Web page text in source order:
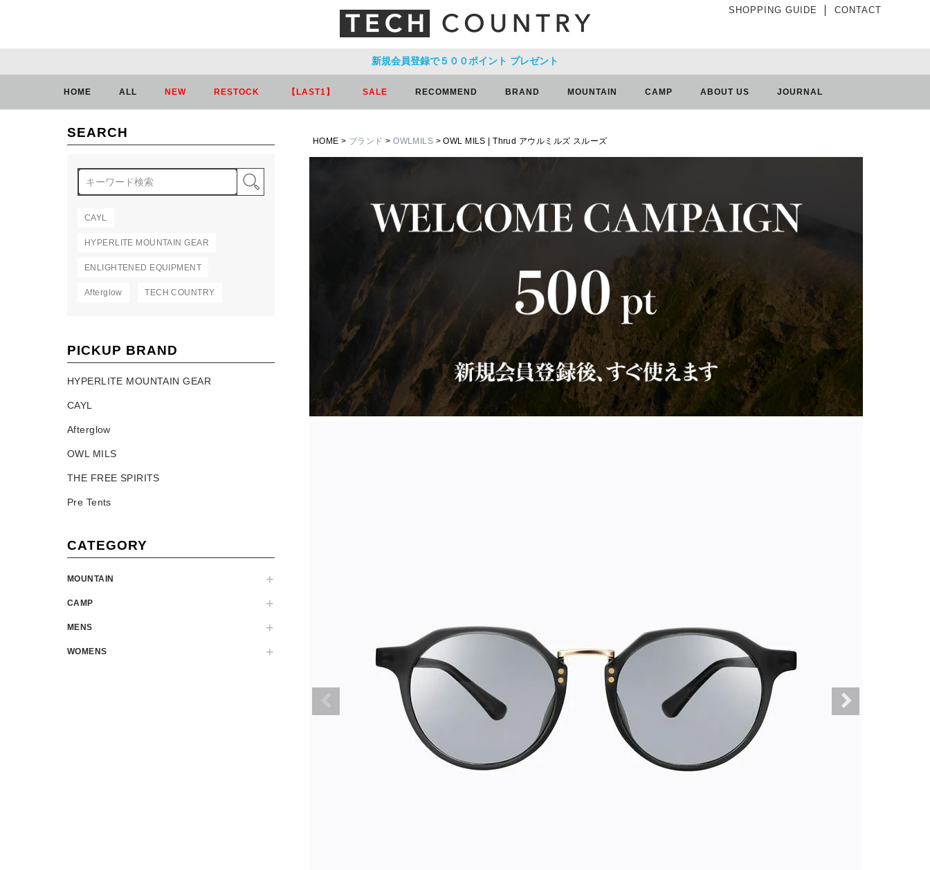
SHOPPING GUIDE CONTACT
新規会員登録で５００ポイント プレゼント
HOME ALL NEW RESTOCK 【LAST1】 SALE RECOMMEND BRAND MOUNTAIN CAMP ABOUT US JOURNAL
SEARCH
CAYL
HYPERLITE MOUNTAIN GEAR
ENLIGHTENED EQUIPMENT
Afterglow TECH COUNTRY
PICKUP BRAND
HYPERLITE MOUNTAIN GEAR
CAYL
Afterglow
OWL MILS
THE FREE SPIRITS
Pre Tents
CATEGORY
MOUNTAIN
CAMP
MENS
WOMENS
HOME ブランド OWLMILS OWL MILS | Thrud アウルミルズ スルーズ